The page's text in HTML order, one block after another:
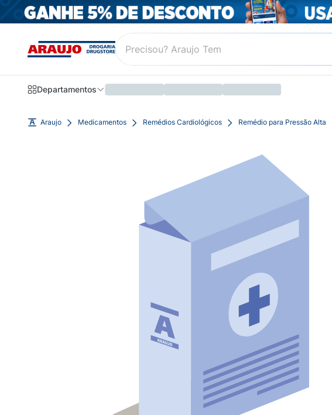
Departamentos
Araujo Medicamentos Remédios Cardiológicos Remédio para Pressão Alta